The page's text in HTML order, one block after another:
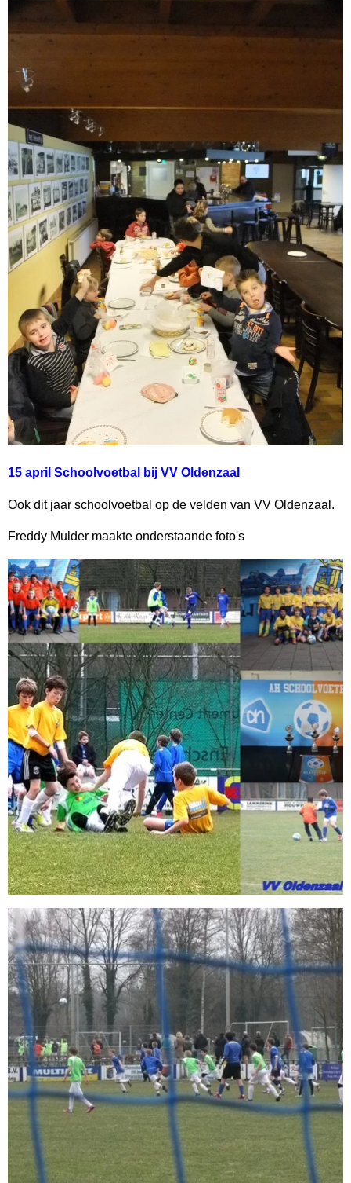
15 april Schoolvoetbal bij VV Oldenzaal
Ook dit jaar schoolvoetbal op de velden van VV Oldenzaal.
Freddy Mulder maakte onderstaande foto's